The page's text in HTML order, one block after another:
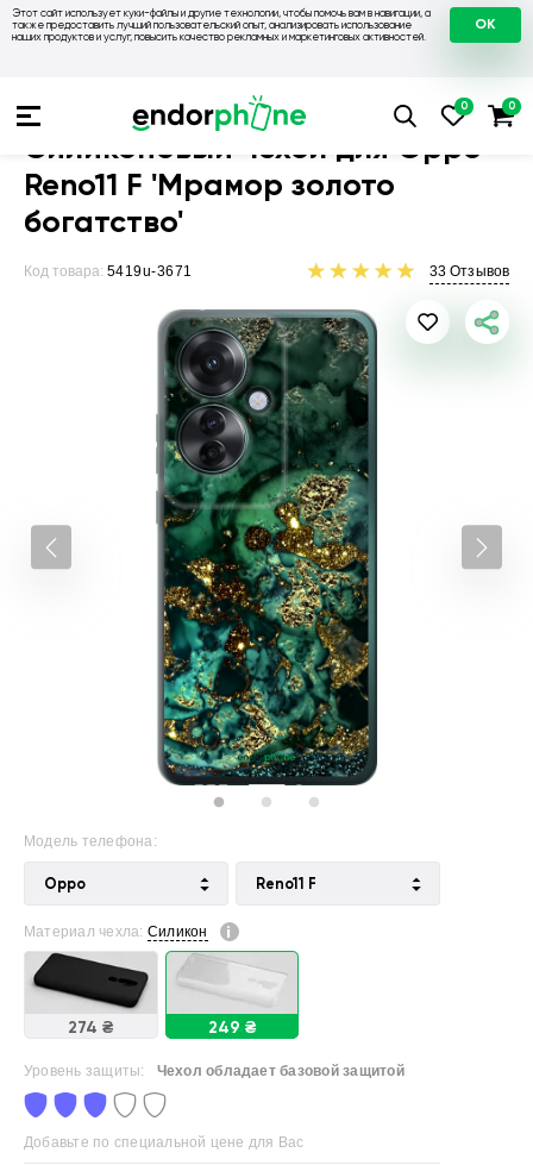
Этот сайт использует куки-файлы и другие технологии, чтобы помочь вам в навигации, а
также предоставить лучший пользовательский опыт, анализировать использование
наших продуктов и услуг, повысить качество рекламных и маркетинговых активностей.
OK
Чехлы на Oppo Чехол для Oppo
Силиконовый чехол для Oppo
Reno11 F 'Мрамор золото
богатство'
Код товара: 5419u-3671 33 Отзывов
Модель телефона:
Oppo Reno11 F
Материал чехла: Силикон
274 ₴ 249 ₴
Уровень защиты: Чехол обладает базовой защитой
Добавьте по специальной цене для Вас